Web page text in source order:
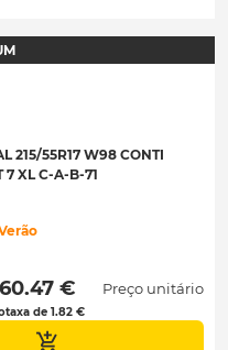
215/55R17 W98 CONTI
7 XL C-A-B-71
€
de 1.82 €
Preço unitário